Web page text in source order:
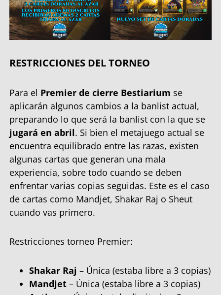
RESTRICCIONES DEL TORNEO
Para el Premier de cierre Bestiarium se
aplicarán algunos cambios a la banlist actual,
preparando lo que será la banlist con la que se
jugará en abril. Si bien el metajuego actual se
encuentra equilibrado entre las razas, existen
algunas cartas que generan una mala
experiencia, sobre todo cuando se deben
enfrentar varias copias seguidas. Este es el caso
de cartas como Mandjet, Shakar Raj o Sheut
cuando vas primero.
Restricciones torneo Premier:
Shakar Raj – Única (estaba libre a 3 copias)
Mandjet – Única (estaba libre a 3 copias)